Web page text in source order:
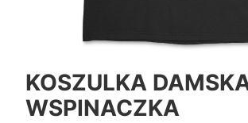
KOSZULKA
WSPINACZKA